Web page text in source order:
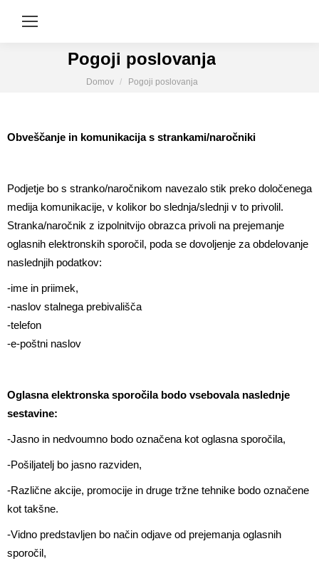
Pogoji poslovanja
You are here:
Domov Pogoji poslovanja
Obveščanje in komunikacija s strankami/naročniki
Podjetje bo s stranko/naročnikom navezalo stik preko določenega
medija komunikacije, v kolikor bo slednja/slednji v to privolil.
Stranka/naročnik z izpolnitvijo obrazca privoli na prejemanje
oglasnih elektronskih sporočil, poda se dovoljenje za obdelovanje
naslednjih podatkov:
-ime in priimek,
-naslov stalnega prebivališča
-telefon
-e-poštni naslov
Oglasna elektronska sporočila bodo vsebovala naslednje
sestavine:
-Jasno in nedvoumno bodo označena kot oglasna sporočila,
-Pošiljatelj bo jasno razviden,
-Različne akcije, promocije in druge tržne tehnike bodo označene
kot takšne.
-Vidno predstavljen bo način odjave od prejemanja oglasnih
sporočil,